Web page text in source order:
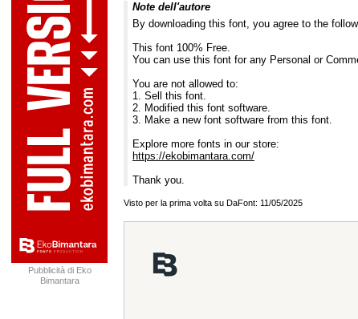
Pubblicità di Eko
Bimantara
Note dell'autore
By downloading this font, you agree to the
This font 100% Free.
You can use this font for any Personal or
You are not allowed to:
1. Sell this font.
2. Modified this font software.
3. Make a new font software from this font.
Explore more fonts in our store:
https://ekobimantara.com/
Thank you.
Visto per la prima volta su DaFont: 11/05/2025